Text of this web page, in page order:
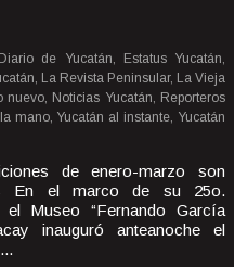
de Yucatán, Estatus Yucatán,
La Revista Peninsular, La Vieja
Noticias Yucatán, Reporteros
mano, Yucatán al instante, Yucatán
de enero-marzo son
En el marco de su 25o.
el Museo “Fernando García
inauguró anteanoche el